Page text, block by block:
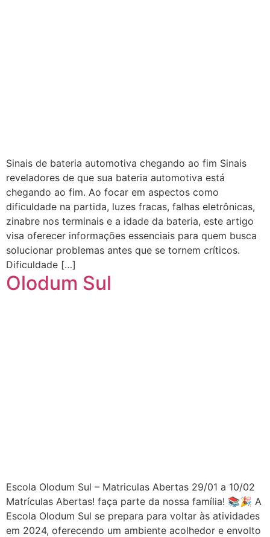
Sinais de bateria automotiva chegando ao fim Sinais
reveladores de que sua bateria automotiva está
chegando ao fim. Ao focar em aspectos como
dificuldade na partida, luzes fracas, falhas eletrônicas,
zinabre nos terminais e a idade da bateria, este artigo
visa oferecer informações essenciais para quem busca
solucionar problemas antes que se tornem críticos.
Dificuldade […]
Olodum Sul
Escola Olodum Sul – Matriculas Abertas 29/01 a 10/02
Matrículas Abertas! faça parte da nossa família! 📚🎉 A
Escola Olodum Sul se prepara para voltar às atividades
em 2024, oferecendo um ambiente acolhedor e envolto